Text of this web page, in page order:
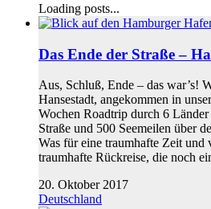
Loading posts...
Das Ende der Straße –
Aus, Schluß, Ende – das war’s!
Hansestadt, angekommen in
Wochen Roadtrip durch 6
Straße und 500 Seemeilen über
Was für eine traumhafte Zeit und
traumhafte Rückreise, die noch
20. Oktober 2017
Deutschland